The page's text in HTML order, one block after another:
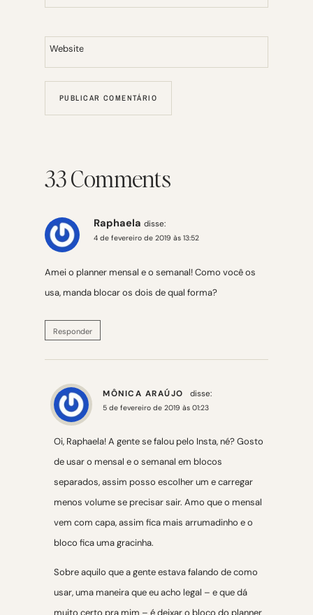
Website
33 Comments
Raphaela disse:
4 de fevereiro de 2019 às 13:52
Amei o planner mensal e o semanal! Como você os
usa, manda blocar os dois de qual forma?
Responder
MÔNICA ARAÚJO disse:
5 de fevereiro de 2019 às 01:23
Oi, Raphaela! A gente se falou pelo Insta, né? Gosto
de usar o mensal e o semanal em blocos
separados, assim posso escolher um e carregar
menos volume se precisar sair. Amo que o mensal
vem com capa, assim fica mais arrumadinho e o
bloco fica uma gracinha.
Sobre aquilo que a gente estava falando de como
usar, uma maneira que eu acho legal – e que dá
muito certo pra mim – é deixar o bloco do planner